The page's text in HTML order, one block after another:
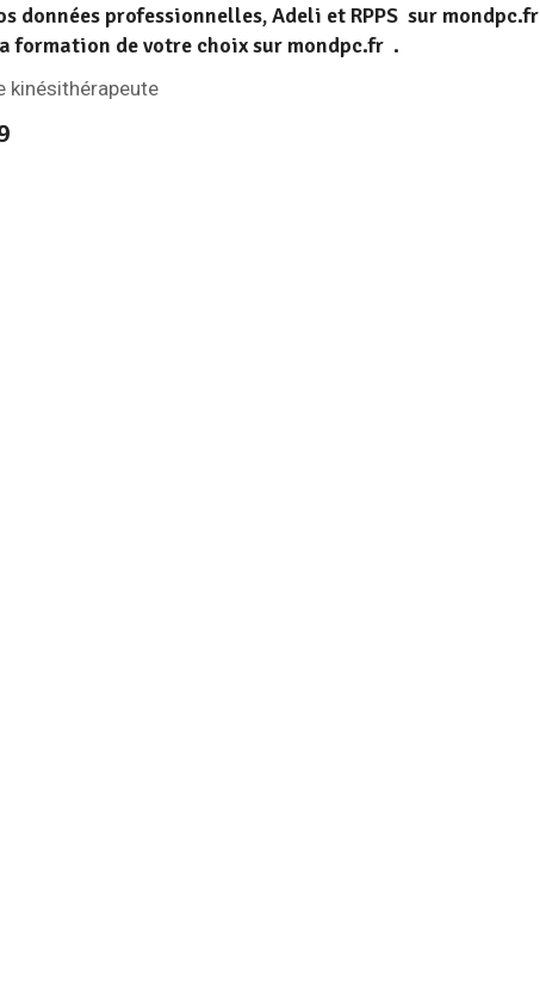
données professionnelles, Adeli et RPPS sur mondpc.fr
formation de votre choix sur mondpc.fr .
kinésithérapeute